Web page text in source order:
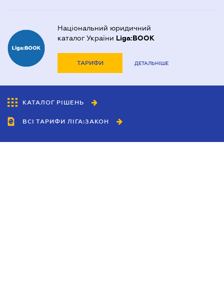
Національний юридичний
каталог України Liga:BOOK
ТАРИФИ ДЕТАЛЬНІШЕ
КАТАЛОГ РІШЕНЬ
ВСІ ТАРИФИ ЛІГА:ЗАКОН